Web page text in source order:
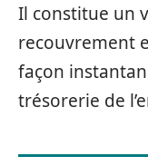
Il constitue un
recouvrement
façon
trésorerie de